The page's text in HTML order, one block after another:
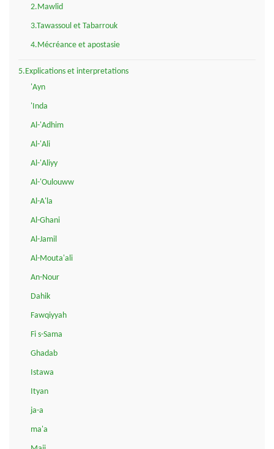
2.Mawlid
3.Tawassoul et Tabarrouk
4.Mécréance et apostasie
5.Explications et interpretations
'Ayn
'Inda
Al-'Adhim
Al-'Ali
Al-'Aliyy
Al-'Oulouww
Al-A'la
Al-Ghani
Al-Jamil
Al-Mouta'ali
An-Nour
Dahik
Fawqiyyah
Fi s-Sama
Ghadab
Istawa
Ityan
ja-a
ma'a